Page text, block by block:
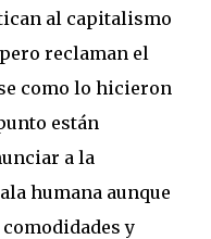
al capitalismo
reclaman el
como lo hicieron
están
a la
humana aunque
y